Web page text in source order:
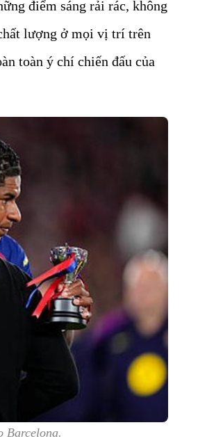
điểm sáng rải rác, không
lượng ở mọi vị trí trên
toàn ý chí chiến đấu của
Barcelona.